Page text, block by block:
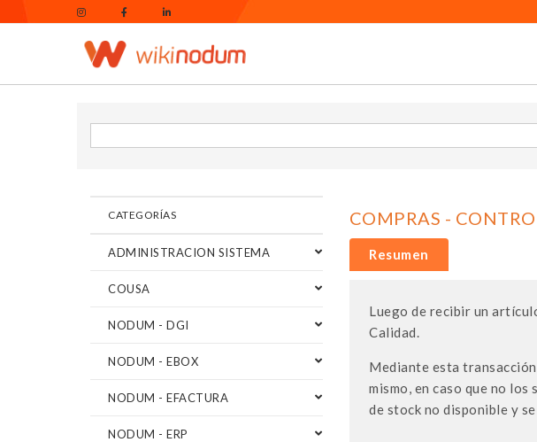
CATEGORÍAS
ADMINISTRACION SISTEMA
COUSA
NODUM - DGI
NODUM - EBOX
NODUM - EFACTURA
NODUM - ERP
COMPRAS -
Resumen
Luego de recibir un
Calidad.
Mediante esta
mismo, en caso que no
de stock no disponible y